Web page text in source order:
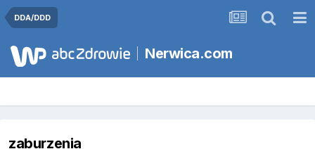
DDA/DDD
Nerwica.com
zaburzenia